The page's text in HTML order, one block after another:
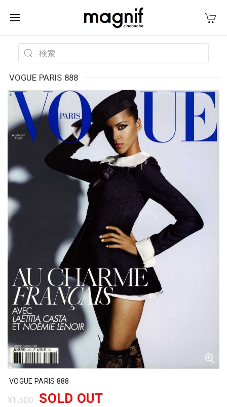
VOGUE PARIS 888
VOGUE PARIS 888
¥1,500 SOLD OUT